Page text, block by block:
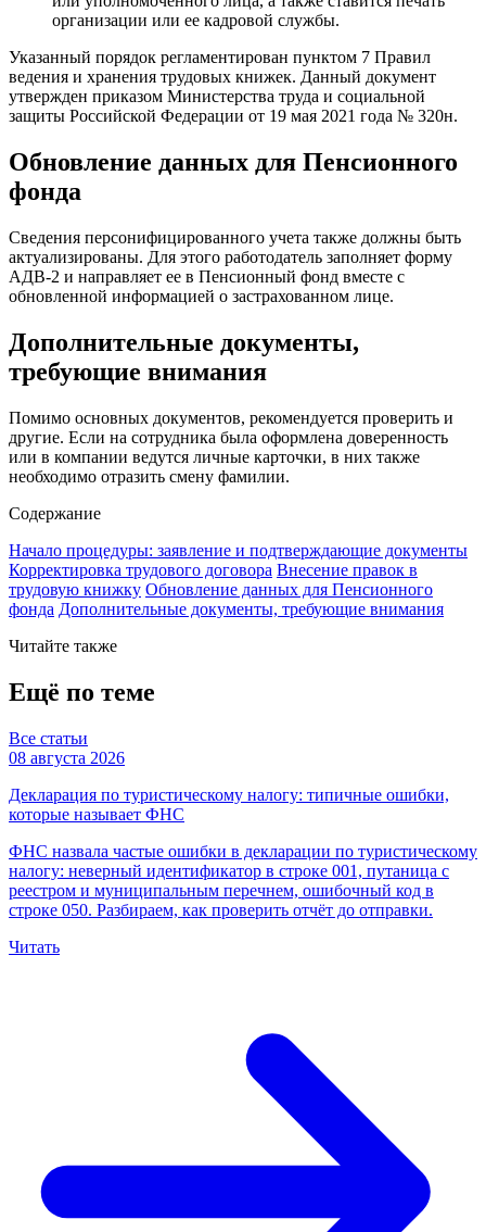
организации или ее кадровой службы.
Указанный порядок регламентирован пунктом 7 Правил
ведения и хранения трудовых книжек. Данный документ
утвержден приказом Министерства труда и социальной
защиты Российской Федерации от 19 мая 2021 года № 320н.
Обновление данных для Пенсионного
фонда
Сведения персонифицированного учета также должны быть
актуализированы. Для этого работодатель заполняет форму
АДВ-2 и направляет ее в Пенсионный фонд вместе с
обновленной информацией о застрахованном лице.
Дополнительные документы,
требующие внимания
Помимо основных документов, рекомендуется проверить и
другие. Если на сотрудника была оформлена доверенность
или в компании ведутся личные карточки, в них также
необходимо отразить смену фамилии.
Содержание
Начало процедуры: заявление и подтверждающие документы
Корректировка трудового договора Внесение правок в
трудовую книжку Обновление данных для Пенсионного
фонда Дополнительные документы, требующие внимания
Читайте также
Ещё по теме
Все статьи
08 августа 2026
Декларация по туристическому налогу: типичные ошибки,
которые называет ФНС
ФНС назвала частые ошибки в декларации по туристическому
налогу: неверный идентификатор в строке 001, путаница с
реестром и муниципальным перечнем, ошибочный код в
строке 050. Разбираем, как проверить отчёт до отправки.
Читать